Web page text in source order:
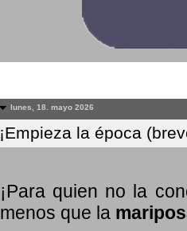
lunes, 18. mayo 2026
¡Empieza la época
¡Para quien no la
menos que la